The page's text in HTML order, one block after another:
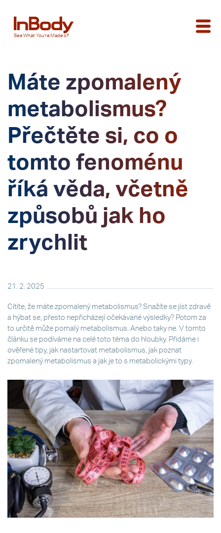
See What You’re Made of
Máte zpomalený
metabolismus?
Přečtěte si, co o
tomto fenoménu
říká věda, včetně
způsobů jak ho
zrychlit
21. 2. 2025
Cítíte, že máte zpomalený metabolismus? Snažíte se jíst zdravě
a hýbat se, přesto nepřicházejí očekávané výsledky? Potom za
to určitě může pomalý metabolismus. Anebo taky ne. V tomto
článku se podíváme na celé toto téma do hloubky. Přidáme i
ověřené tipy, jak nastartovat metabolismus, jak poznat
zpomalený metabolismus a jak je to s metabolickými typy.